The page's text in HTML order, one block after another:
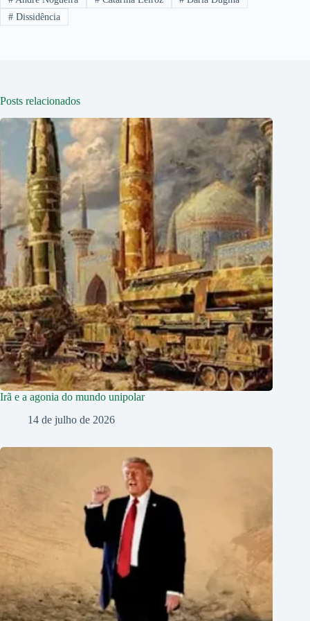
#Dissidência
Posts relacionados
Irã e a agonia do mundo unipolar
14 de julho de 2026